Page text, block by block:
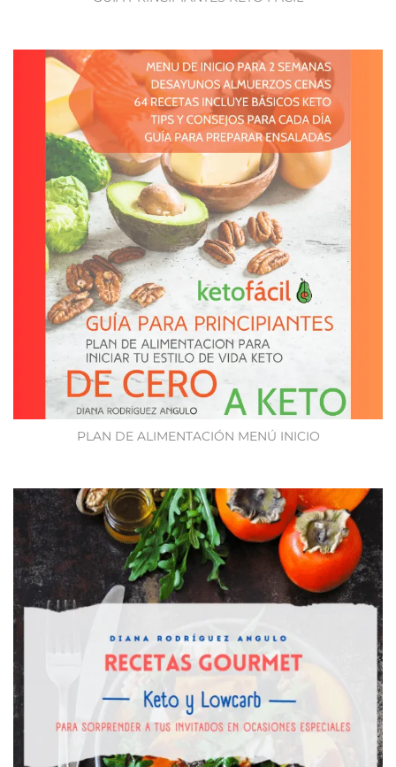
PLAN DE ALIMENTACIÓN MENÚ INICIO